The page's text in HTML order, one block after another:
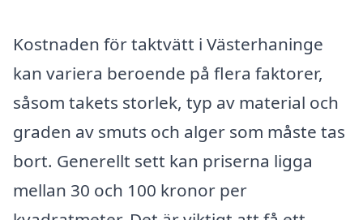
Kostnaden för taktvätt i Västerhaninge
kan variera beroende på flera faktorer,
såsom takets storlek, typ av material och
graden av smuts och alger som måste tas
bort. Generellt sett kan priserna ligga
mellan 30 och 100 kronor per